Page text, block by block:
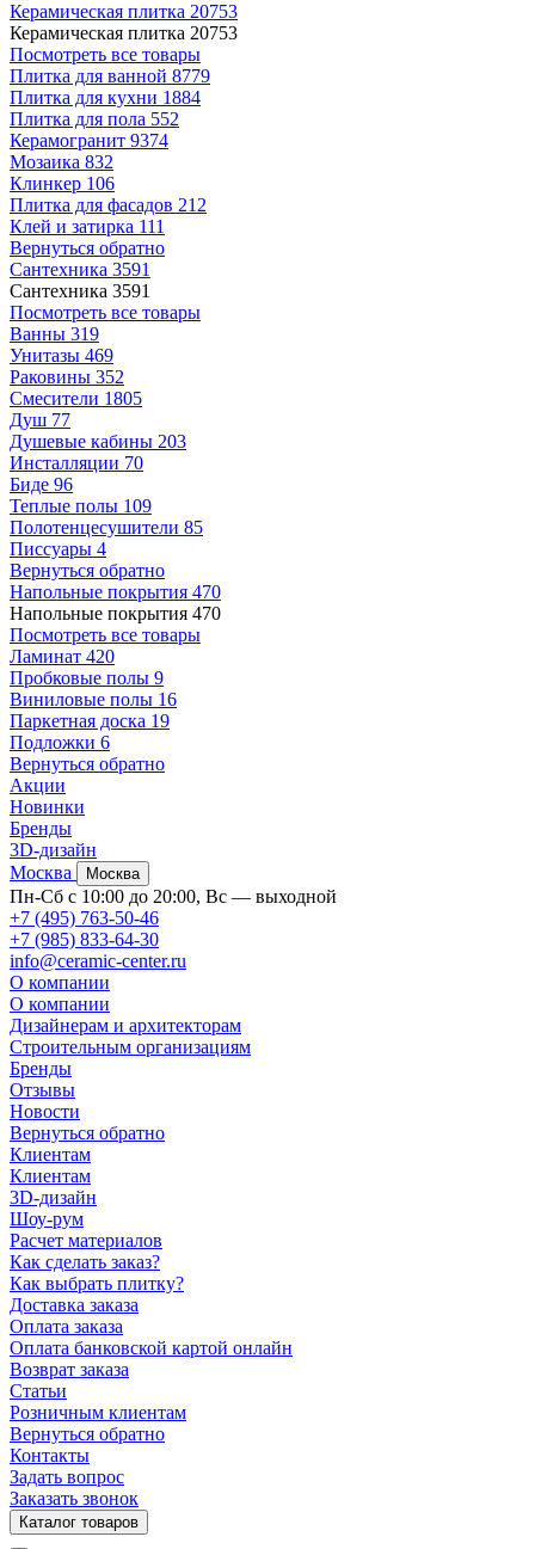
Керамическая плитка 20753
Керамическая плитка 20753
Посмотреть все товары
Плитка для ванной 8779
Плитка для кухни 1884
Плитка для пола 552
Керамогранит 9374
Мозаика 832
Клинкер 106
Плитка для фасадов 212
Клей и затирка 111
Вернуться обратно
Сантехника 3591
Сантехника 3591
Посмотреть все товары
Ванны 319
Унитазы 469
Раковины 352
Смесители 1805
Душ 77
Душевые кабины 203
Инсталляции 70
Биде 96
Теплые полы 109
Полотенцесушители 85
Писсуары 4
Вернуться обратно
Напольные покрытия 470
Напольные покрытия 470
Посмотреть все товары
Ламинат 420
Пробковые полы 9
Виниловые полы 16
Паркетная доска 19
Подложки 6
Вернуться обратно
Акции
Новинки
Бренды
3D-дизайн
Москва
Москва
Пн-Сб с 10:00 до 20:00, Вс — выходной
+7 (495) 763-50-46
+7 (985) 833-64-30
info@ceramic-center.ru
О компании
О компании
Дизайнерам и архитекторам
Строительным организациям
Бренды
Отзывы
Новости
Вернуться обратно
Клиентам
Клиентам
3D-дизайн
Шоу-рум
Расчет материалов
Как сделать заказ?
Как выбрать плитку?
Доставка заказа
Оплата заказа
Оплата банковской картой онлайн
Возврат заказа
Статьи
Розничным клиентам
Вернуться обратно
Контакты
Задать вопрос
Заказать звонок
Каталог товаров